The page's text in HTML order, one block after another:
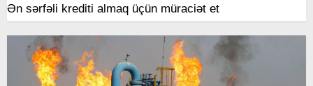
Ən sərfəli krediti almaq üçün müraciət et